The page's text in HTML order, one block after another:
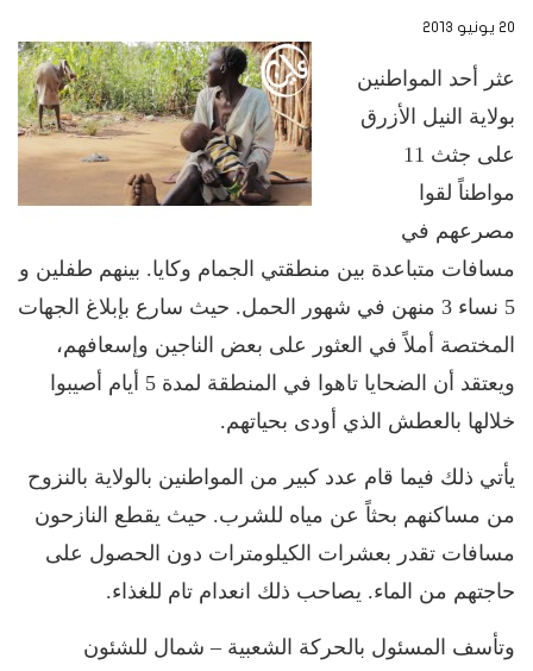
٢٠ يونيو ٢٠١٣
عثر أحد المواطنين
بولاية النيل الأزرق
على جثث 11
مواطناً لقوا
مصرعهم في
مسافات متباعدة بين منطقتي الجمام وكايا. بينهم طفلين و
5 نساء 3 منهن في شهور الحمل. حيث سارع بإبلاغ الجهات
المختصة أملاً في العثور على بعض الناجين وإسعافهم،
ويعتقد أن الضحايا تاهوا في المنطقة لمدة 5 أيام أصيبوا
خلالها بالعطش الذي أودى بحياتهم.
يأتي ذلك فيما قام عدد كبير من المواطنين بالولاية بالنزوح
من مساكنهم بحثاً عن مياه للشرب. حيث يقطع النازحون
مسافات تقدر بعشرات الكيلومترات دون الحصول على
حاجتهم من الماء. يصاحب ذلك انعدام تام للغذاء.
وتأسف المسئول بالحركة الشعبية – شمال للشئون